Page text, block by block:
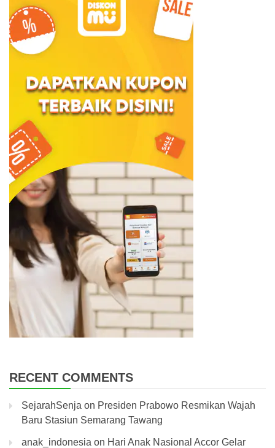
RECENT COMMENTS
SejarahSenja on Presiden Prabowo Resmikan Wajah
Baru Stasiun Semarang Tawang
anak_indonesia on Hari Anak Nasional Accor Gelar